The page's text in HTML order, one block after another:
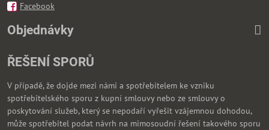
Facebook
Objednávky
ŘEŠENÍ SPORŮ
V případě, že dojde mezi námi a spotřebitelem ke vzniku
spotřebitelského sporu z kupní smlouvy nebo ze smlouvy o
poskytování služeb, který se nepodaří vyřešit vzájemnou dohodou,
může spotřebitel podat návrh na mimosoudní řešení takového sporu